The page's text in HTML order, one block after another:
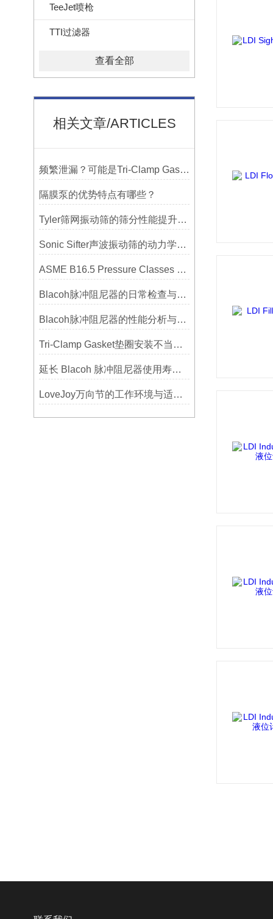
TeeJet喷枪
TTI过滤器
查看全部
相关文章/ARTICLES
频繁泄漏？可能是Tri-Clamp Gasket垫圈安装的这5个误区导致的
隔膜泵的优势特点有哪些？
Tyler筛网振动筛的筛分性能提升技巧
Sonic Sifter声波振动筛的动力学模拟与性能分析
ASME B16.5 Pressure Classes of Flanges压力等级
Blacoh脉冲阻尼器的日常检查与预防性维护清单
Blacoh脉冲阻尼器的性能分析与测试方法
Tri-Clamp Gasket垫圈安装不当导致的泄漏问题及预防
延长 Blacoh 脉冲阻尼器使用寿命的维护技巧大公开
LoveJoy万向节的工作环境与适用范围